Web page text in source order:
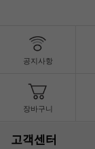
공지사항
장바구니
고객센터